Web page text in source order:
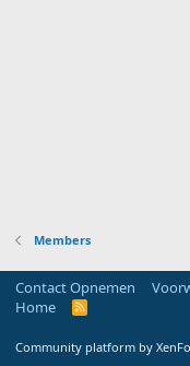
Members
Contact Opnemen
Home
R
Community platform by